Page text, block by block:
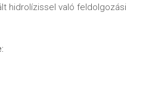
hidrolízissel való feldolgozási